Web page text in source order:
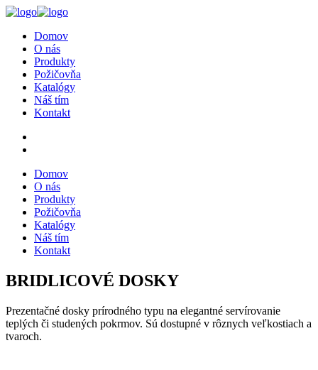
Domov
O nás
Produkty
Požičovňa
Katalógy
Náš tím
Kontakt
Domov
O nás
Produkty
Požičovňa
Katalógy
Náš tím
Kontakt
BRIDLICOVÉ DOSKY
Prezentačné dosky prírodného typu na elegantné servírovanie
teplých či studených pokrmov. Sú dostupné v rôznych veľkostiach a
tvaroch.